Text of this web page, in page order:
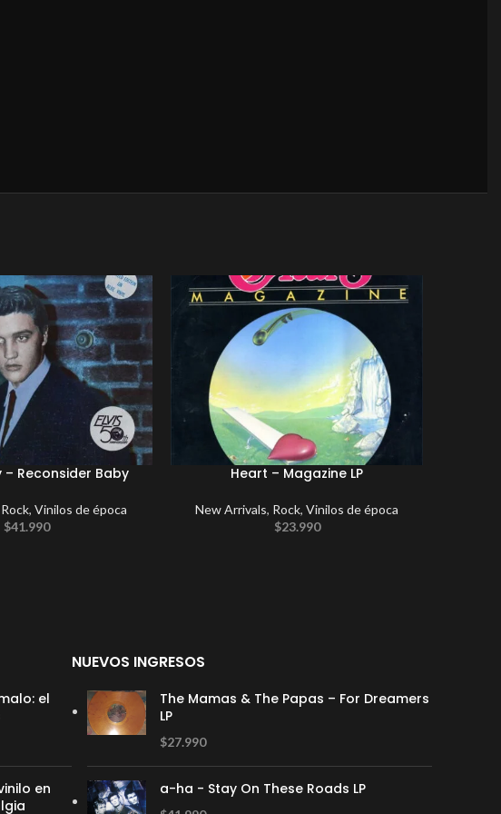
– Reconsider Baby
Rock, Vinilos de época
$41.990
Heart – Magazine LP
New Arrivals, Rock, Vinilos de época
$23.990
el
en
NUEVOS INGRESOS
The Mamas & The Papas – For Dreamers
LP
$27.990
a-ha - Stay On These Roads LP